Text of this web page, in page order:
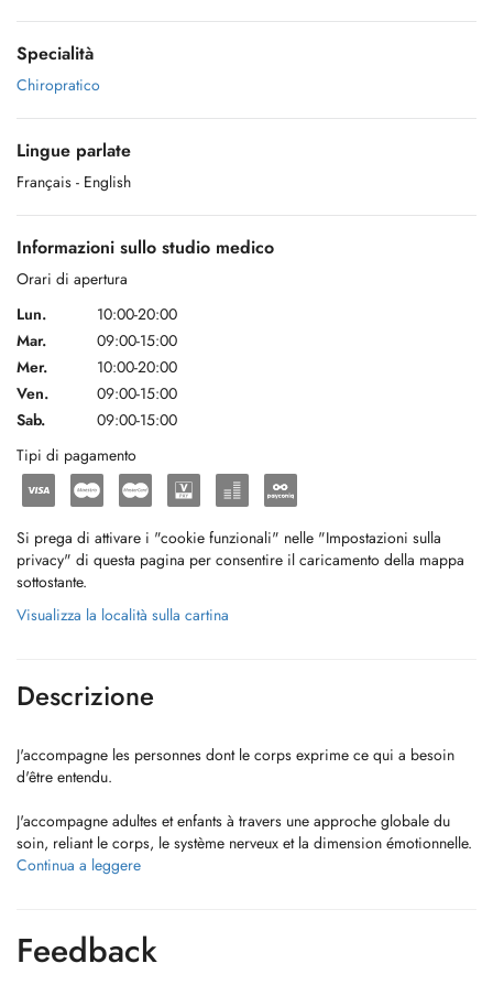
Specialità
Chiropratico
Lingue parlate
Français - English
Informazioni sullo studio medico
Orari di apertura
Lun.
10:00-20:00
Mar.
09:00-15:00
Mer.
10:00-20:00
Ven.
09:00-15:00
Sab.
09:00-15:00
Tipi di pagamento
Si prega di attivare i "cookie funzionali" nelle "Impostazioni sulla
privacy" di questa pagina per consentire il caricamento della mappa
sottostante.
Visualizza la località sulla cartina
Descrizione
J'accompagne les personnes dont le corps exprime ce qui a besoin
d'être entendu.
J'accompagne adultes et enfants à travers une approche globale du
soin, reliant le corps, le système nerveux et la dimension émotionnelle.
souvent intimement liées aux tensions physiques et considérées
comme partie intégrante du processus de régulation du corps. Elles
Continua a leggere
Feedback